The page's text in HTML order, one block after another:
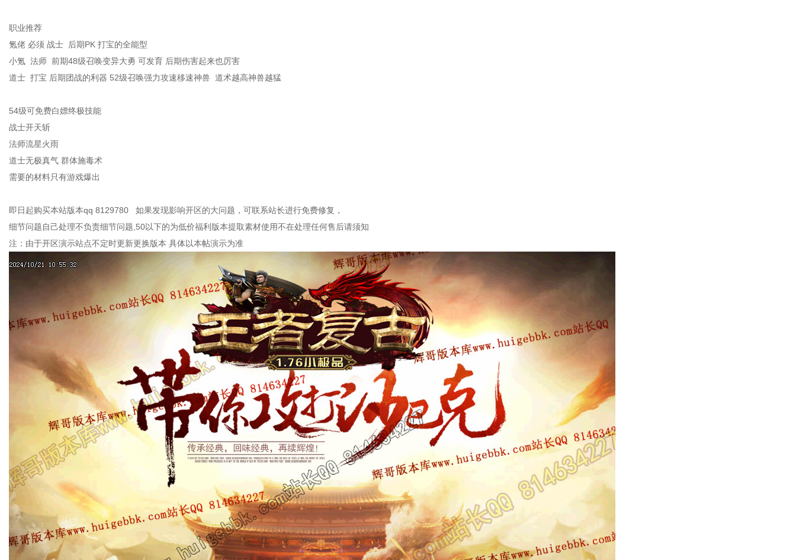
职业推荐
氪佬 必须 战士 后期PK 打宝的全能型
小氪 法师 前期48级召唤变异大勇 可发育 后期伤害起来也厉害
道士 打宝 后期团战的利器 52级召唤强力攻速移速神兽 道术越高神兽越猛
54级可免费白嫖终极技能
战士开天斩
法师流星火雨
道士无极真气 群体施毒术
需要的材料只有游戏爆出
即日起购买本站版本qq 8129780 如果发现影响开区的大问题，可联系站长进行免费修复，
细节问题自己处理不负责细节问题,50以下的为低价福利版本提取素材使用不在处理任何售后请须知
注：由于开区演示站点不定时更新更换版本 具体以本帖演示为准